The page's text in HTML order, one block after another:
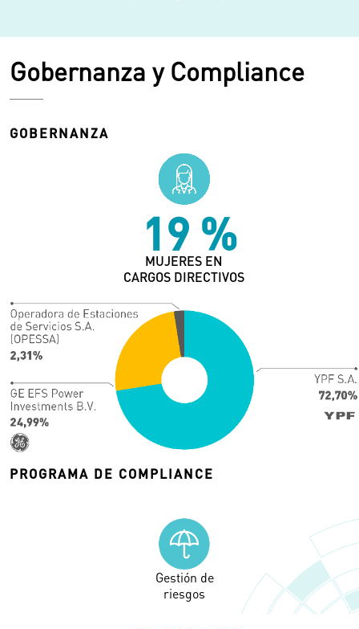
Gobernanza y Compliance
GOBERNANZA
19 %
MUJERES EN
CARGOS DIRECTIVOS
PROGRAMA DE COMPLIANCE
Gestión de
riesgos